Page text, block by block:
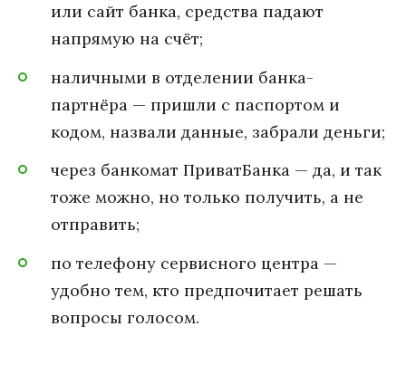
или сайт банка, средства падают
напрямую на счёт;
наличными в отделении банка-
партнёра — пришли с паспортом и
кодом, назвали данные, забрали деньги;
через банкомат ПриватБанка — да, и так
тоже можно, но только получить, а не
отправить;
по телефону сервисного центра —
удобно тем, кто предпочитает решать
вопросы голосом.